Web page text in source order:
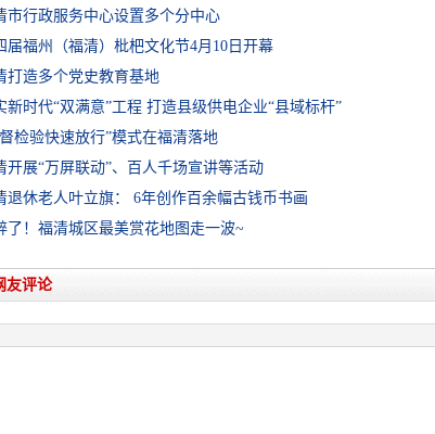
市行政服务中心设置多个分中心
届福州（福清）枇杷文化节4月10日开幕
打造多个党史教育基地
新时代“双满意”工程 打造县级供电企业“县域标杆”
检验快速放行”模式在福清落地
开展“万屏联动”、百人千场宣讲等活动
退休老人叶立旗： 6年创作百余幅古钱币书画
了！福清城区最美赏花地图走一波~
友评论